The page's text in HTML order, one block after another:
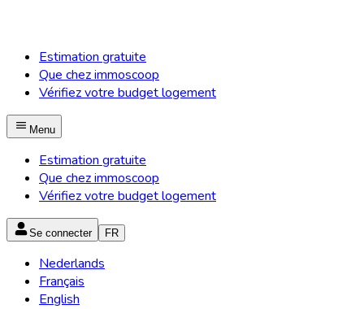
Estimation gratuite
Que chez immoscoop
Vérifiez votre budget logement
Menu
Estimation gratuite
Que chez immoscoop
Vérifiez votre budget logement
Se connecter FR
Nederlands
Français
English